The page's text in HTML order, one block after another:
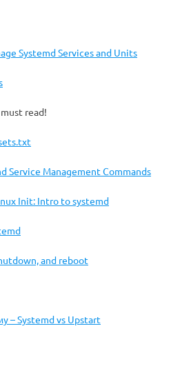
Systemd Services and Units
read!
Service Management Commands
Init: Intro to systemd
and reboot
– Systemd vs Upstart